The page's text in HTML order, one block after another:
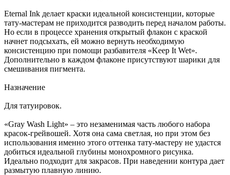
Eternal Ink делает краски идеальной консистенции, которые
тату-мастерам не приходится разводить перед началом работы.
Но если в процессе хранения открытый флакон с краской
начнет подсыхать, ей можно вернуть необходимую
консистенцию при помощи разбавителя «Keep It Wet».
Дополнительно в каждом флаконе присутствуют шарики для
смешивания пигмента.
Назначение
Для татуировок.
«Gray Wash Light» – это незаменимая часть любого набора
красок-грейвошей. Хотя она сама светлая, но при этом без
использования именно этого оттенка тату-мастеру не удастся
добиться идеальной глубины монохромного рисунка.
Идеально подходит для закрасов. При наведении контура дает
размытую плавную линию.